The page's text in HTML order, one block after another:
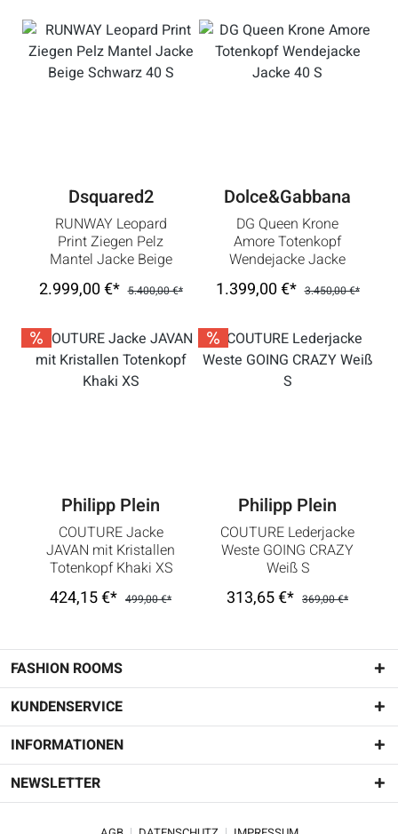
Dsquared2
RUNWAY Leopard
Print Ziegen Pelz
Mantel Jacke Beige
Schwarz 40 S
2.999,00 €* 5.400,00 €*
Dolce&Gabbana
DG Queen Krone
Amore Totenkopf
Wendejacke Jacke
40 S
1.399,00 €* 3.450,00 €*
Philipp Plein
COUTURE Jacke
JAVAN mit Kristallen
Totenkopf Khaki XS
424,15 €* 499,00 €*
Philipp Plein
COUTURE Lederjacke
Weste GOING CRAZY
Weiß S
313,65 €* 369,00 €*
FASHION ROOMS
KUNDENSERVICE
INFORMATIONEN
NEWSLETTER